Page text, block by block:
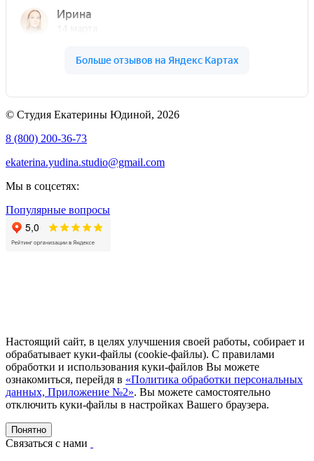
© Студия Екатерины Юдиной, 2026
8 (800) 200-36-73
ekaterina.yudina.studio@gmail.com
Мы в соцсетях:
Популярные вопросы
Настоящий сайт, в целях улучшения своей работы, собирает и
обрабатывает куки-файлы (cookie-файлы). С правилами
обработки и использования куки-файлов Вы можете
ознакомиться, перейдя в «Политика обработки персональных
данных, Приложение №2». Вы можете самостоятельно
отключить куки-файлы в настройках Вашего браузера.
Понятно
Связаться с нами